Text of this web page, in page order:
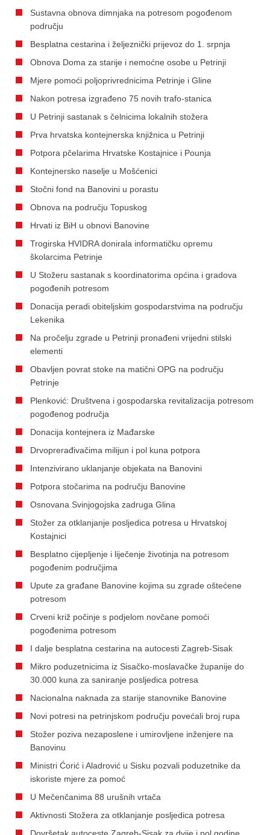
Sustavna obnova dimnjaka na potresom pogođenom
području
Besplatna cestarina i željeznički prijevoz do 1. srpnja
Obnova Doma za starije i nemoćne osobe u Petrinji
Mjere pomoći poljoprivrednicima Petrinje i Gline
Nakon potresa izgrađeno 75 novih trafo-stanica
U Petrinji sastanak s čelnicima lokalnih stožera
Prva hrvatska kontejnerska knjižnica u Petrinji
Potpora pčelarima Hrvatske Kostajnice i Pounja
Kontejnersko naselje u Mošćenici
Stočni fond na Banovini u porastu
Obnova na području Topuskog
Hrvati iz BiH u obnovi Banovine
Trogirska HVIDRA donirala informatičku opremu
školarcima Petrinje
U Stožeru sastanak s koordinatorima općina i gradova
pogođenih potresom
Donacija peradi obiteljskim gospodarstvima na području
Lekenika
Na pročelju zgrade u Petrinji pronađeni vrijedni stilski
elementi
Obavljen povrat stoke na matični OPG na području
Petrinje
Plenković: Društvena i gospodarska revitalizacija potresom
pogođenog područja
Donacija kontejnera iz Mađarske
Drvoprerađivačima milijun i pol kuna potpora
Intenzivirano uklanjanje objekata na Banovini
Potpora stočarima na području Banovine
Osnovana Svinjogojska zadruga Glina
Stožer za otklanjanje posljedica potresa u Hrvatskoj
Kostajnici
Besplatno cijepljenje i liječenje životinja na potresom
pogođenim područjima
Upute za građane Banovine kojima su zgrade oštećene
potresom
Crveni križ počinje s podjelom novčane pomoći
pogođenima potresom
I dalje besplatna cestarina na autocesti Zagreb-Sisak
Mikro poduzetnicima iz Sisačko-moslavačke županije do
30.000 kuna za saniranje posljedica potresa
Nacionalna naknada za starije stanovnike Banovine
Novi potresi na petrinjskom području povećali broj rupa
Stožer poziva nezaposlene i umirovljene inženjere na
Banovinu
Ministri Ćorić i Aladrović u Sisku pozvali poduzetnike da
iskoriste mjere za pomoć
U Mečenčanima 88 urušnih vrtača
Aktivnosti Stožera za otklanjanje posljedica potresa
Dovršetak autoceste Zagreb-Sisak za dvije i pol godine